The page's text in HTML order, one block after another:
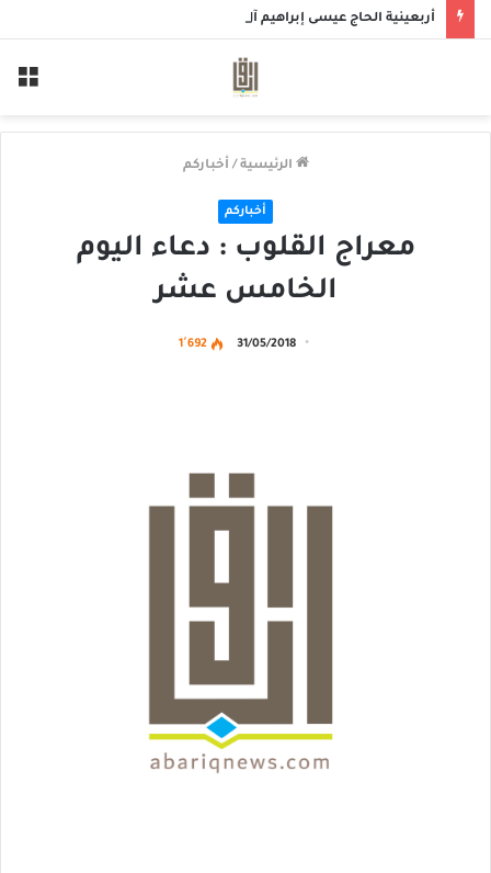
أربعينية الحاج عيسى إبراهيم آل خميس
الرئيسية / أخباركم
أخباركم
معراج القلوب : دعاء اليوم
الخامس عشر
31/05/2018 1٬692